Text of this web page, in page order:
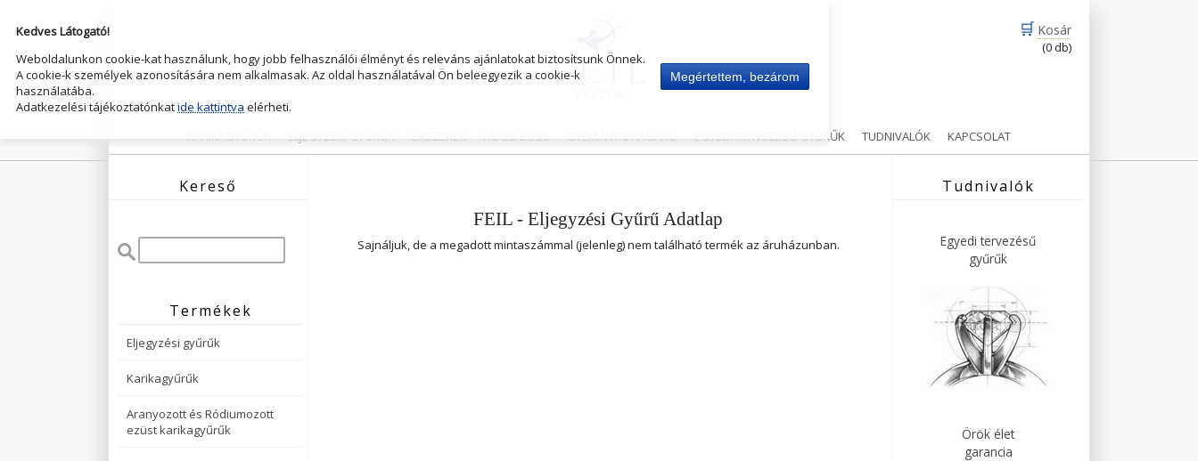
🛒 Kosár
(0 db)
KARIKAGYŰRŰK ELJEGYZESI GYŰRŰK ÉKSZEREK HUGO BOSS GYÉMÁNT-DRÁGAKŐ EGYEDI TERVEZÉSŰ GYŰRŰK TUDNIVALÓK KAPCSOLAT
Kereső
Termékek
Eljegyzési gyűrűk
Karikagyűrűk
Aranyozott és Ródiumozott
ezüst karikagyűrűk
FEIL - Eljegyzési Gyűrű Adatlap
Sajnáljuk, de a megadott mintaszámmal (jelenleg) nem található termék az áruházunban.
Tudnivalók
Egyedi tervezésű
gyűrűk
Örök élet
garancia
Kedves Látogató!
Weboldalunkon cookie-kat használunk, hogy jobb felhasználói élményt és releváns ajánlatokat biztosítsunk Önnek.
A cookie-k személyek azonosítására nem alkalmasak. Az oldal használatával Ön beleegyezik a cookie-k
használatába.
Adatkezelési tájékoztatónkatide kattintva elérheti.
Megértettem, bezárom